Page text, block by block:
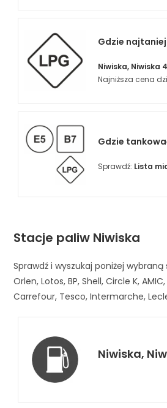
Gdzie najtaniej
Niwiska, Niwiska
Najniższa cena
Gdzie
Sprawdź: Lista
Stacje paliw Niwiska
Sprawdź i wyszukaj poniżej
Orlen, Lotos, BP, Shell, Circle K,
Carrefour, Tesco, Intermarche,
Niwiska,